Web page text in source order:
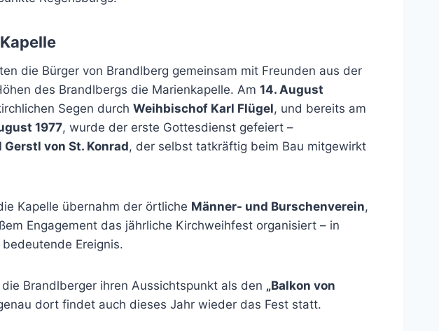
die Bürger von Brandlberg gemeinsam mit Freunden aus der
des Brandlbergs die Marienkapelle. Am 14. August
Segen durch Weihbischof Karl Flügel, und bereits am
1977, wurde der erste Gottesdienst gefeiert –
von St. Konrad, der selbst tatkräftig beim Bau mitgewirkt
Kapelle übernahm der örtliche Männer- und Burschenverein,
Engagement das jährliche Kirchweihfest organisiert – in
Ereignis.
Brandlberger ihren Aussichtspunkt als den „Balkon von
dort findet auch dieses Jahr wieder das Fest statt.